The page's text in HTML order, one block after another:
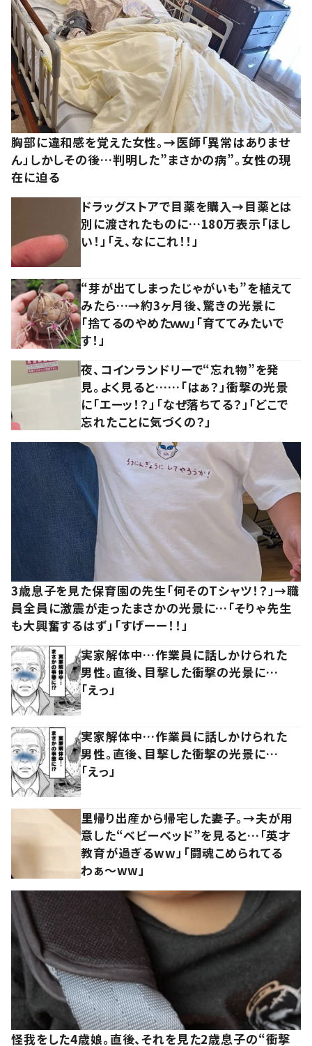
胸部に違和感を覚えた女性。→医師「異常はありませ
ん」しかしその後…判明した”まさかの病”。女性の現
在に迫る
ドラッグストアで目薬を購入→目薬とは
別に渡されたものに…180万表示「ほし
い！」「え、なにこれ！！」
“芽が出てしまったじゃがいも”を植えて
みたら…→約3ヶ月後、驚きの光景に
「捨てるのやめたｗｗ」「育ててみたいで
す！」
夜、コインランドリーで“忘れ物”を発
見。よく見ると……「はぁ？」衝撃の光景
に「エーッ！？」「なぜ落ちてる？」「どこで
忘れたことに気づくの？」
3歳息子を見た保育園の先生「何そのTシャツ！？」→職
員全員に激震が走ったまさかの光景に…「そりゃ先生
も大興奮するはず」「すげーー！！」
実家解体中…作業員に話しかけられた
男性。直後、目撃した衝撃の光景に…
「えっ」
実家解体中…作業員に話しかけられた
男性。直後、目撃した衝撃の光景に…
「えっ」
里帰り出産から帰宅した妻子。→夫が用
意した“ベビーベッド”を見ると…「英才
教育が過ぎるww」「闘魂こめられてる
わぁ～ww」
怪我をした4歳娘。直後、それを見た2歳息子の“衝撃